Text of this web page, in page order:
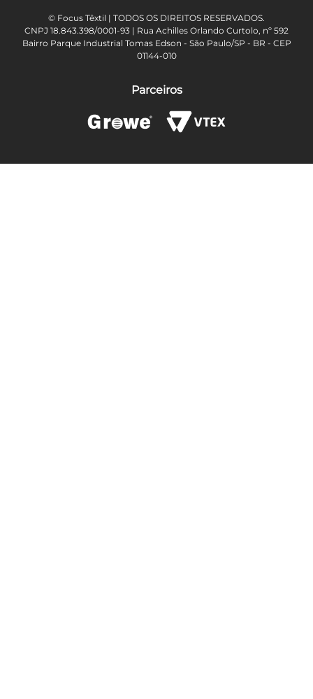
© Focus Têxtil | TODOS OS DIREITOS RESERVADOS.
CNPJ 18.843.398/0001-93 | Rua Achilles Orlando Curtolo, nº 592
Bairro Parque Industrial Tomas Edson - São Paulo/SP - BR - CEP
01144-010
Parceiros